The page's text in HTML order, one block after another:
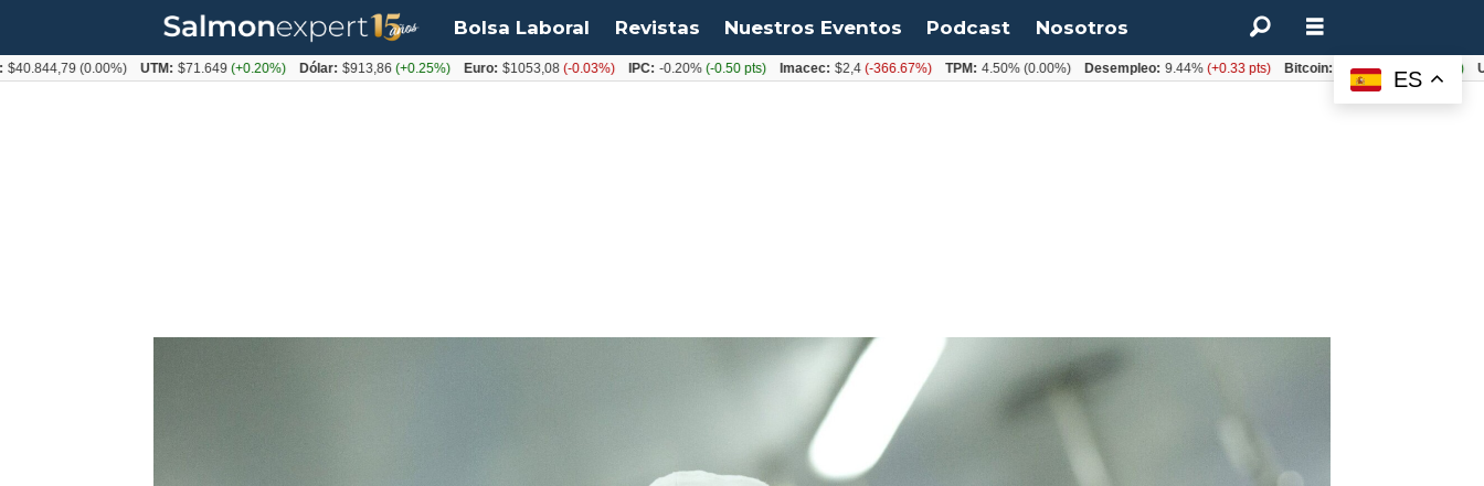
Bolsa Laboral Revistas Nuestros Eventos Podcast Nosotros
ES
(0.00%) UTM: $71.649(+0.20%) Dólar: $913,86(+0.25%) Euro: $1053,08(-0.03%) IPC: -0.20% (-0.50 pts) Imacec: $2,4(-366.67%) TPM: 4.50%(0.00%) Desempleo: 9.44%(+0.33 pts) Bitcoin: $64.600,08(+2.93%)